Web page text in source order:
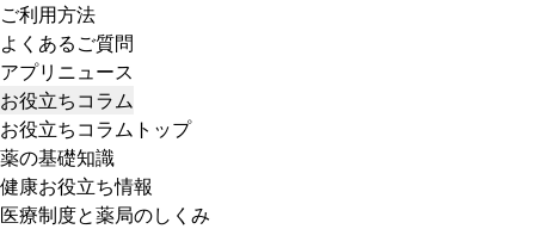
ご利用方法
よくあるご質問
アプリニュース
お役立ちコラム
お役立ちコラムトップ
薬の基礎知識
健康お役立ち情報
医療制度と薬局のしくみ